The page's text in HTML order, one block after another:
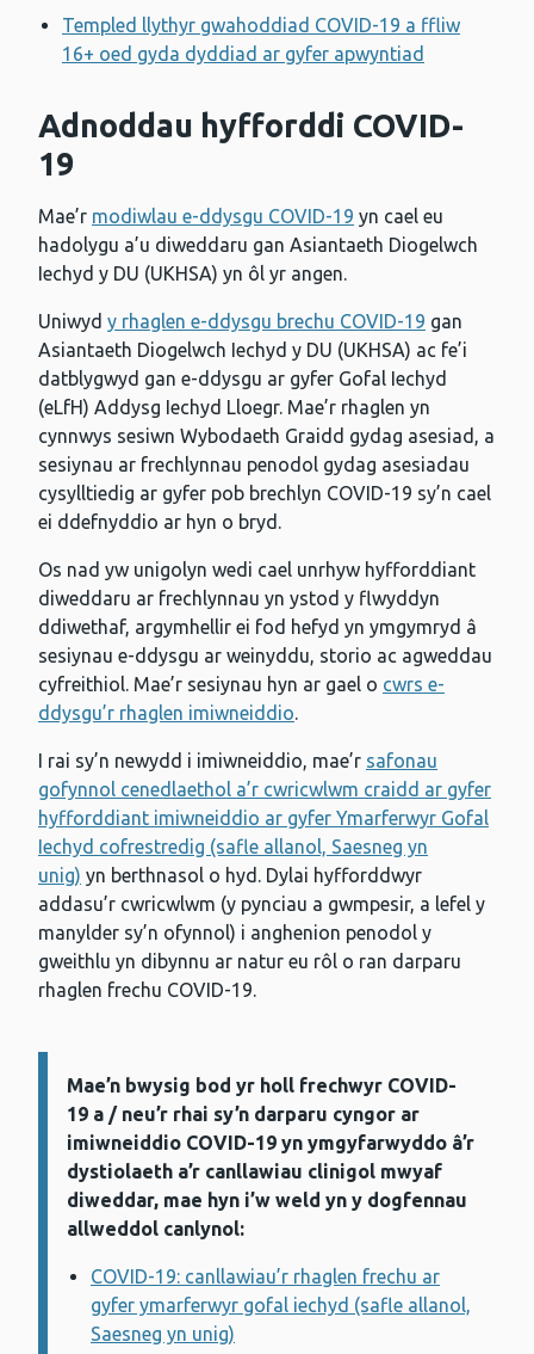
Templed llythyr gwahoddiad COVID-19 a ffliw
16+ oed gyda dyddiad ar gyfer apwyntiad
Adnoddau hyfforddi COVID-
19
Mae’r modiwlau e-ddysgu COVID-19 yn cael eu
hadolygu a’u diweddaru gan Asiantaeth Diogelwch
Iechyd y DU (UKHSA) yn ôl yr angen.
Uniwyd y rhaglen e-ddysgu brechu COVID-19 gan
Asiantaeth Diogelwch Iechyd y DU (UKHSA) ac fe’i
datblygwyd gan e-ddysgu ar gyfer Gofal Iechyd
(eLfH) Addysg Iechyd Lloegr. Mae’r rhaglen yn
cynnwys sesiwn Wybodaeth Graidd gydag asesiad, a
sesiynau ar frechlynnau penodol gydag asesiadau
cysylltiedig ar gyfer pob brechlyn COVID-19 sy’n cael
ei ddefnyddio ar hyn o bryd.
Os nad yw unigolyn wedi cael unrhyw hyfforddiant
diweddaru ar frechlynnau yn ystod y flwyddyn
ddiwethaf, argymhellir ei fod hefyd yn ymgymryd â
sesiynau e-ddysgu ar weinyddu, storio ac agweddau
cyfreithiol. Mae’r sesiynau hyn ar gael o cwrs e-
ddysgu’r rhaglen imiwneiddio.
I rai sy’n newydd i imiwneiddio, mae’r safonau
gofynnol cenedlaethol a’r cwricwlwm craidd ar gyfer
hyfforddiant imiwneiddio ar gyfer Ymarferwyr Gofal
Iechyd cofrestredig (safle allanol, Saesneg yn
unig) yn berthnasol o hyd. Dylai hyfforddwyr
addasu’r cwricwlwm (y pynciau a gwmpesir, a lefel y
manylder sy’n ofynnol) i anghenion penodol y
gweithlu yn dibynnu ar natur eu rôl o ran darparu
rhaglen frechu COVID-19.
Gwybodaeth:
Mae’n bwysig bod yr holl frechwyr COVID-
19 a / neu’r rhai sy’n darparu cyngor ar
imiwneiddio COVID-19 yn ymgyfarwyddo â’r
dystiolaeth a’r canllawiau clinigol mwyaf
diweddar, mae hyn i’w weld yn y dogfennau
allweddol canlynol:
COVID-19: canllawiau’r rhaglen frechu ar
gyfer ymarferwyr gofal iechyd (safle allanol,
Saesneg yn unig)